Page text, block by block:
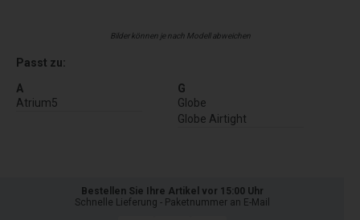
Bilder können je nach Modell abweichen
Passt zu:
A
Atrium5
G
Globe
Globe Airtight
Bestellen Sie Ihre Artikel vor 15:00 Uhr
Schnelle Lieferung - Paketnummer an E-Mail